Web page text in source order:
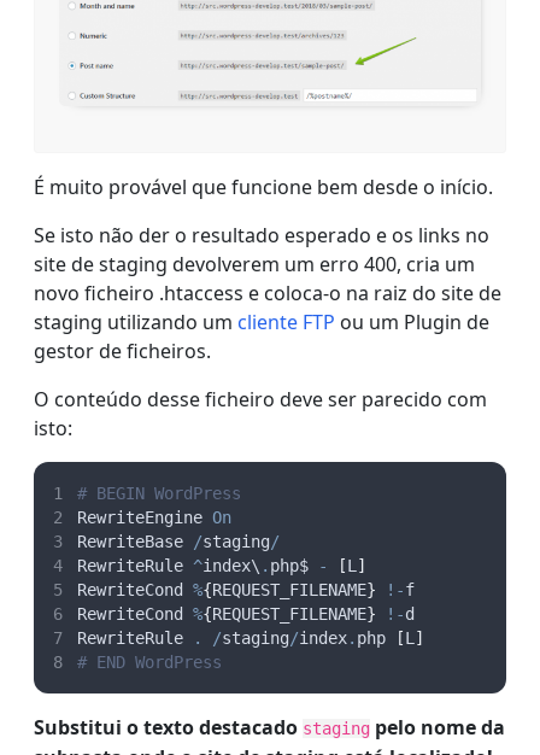
É muito provável que funcione bem desde o início.
Se isto não der o resultado esperado e os links no
site de staging devolverem um erro 400, cria um
novo ficheiro .htaccess e coloca-o na raiz do site de
staging utilizando um cliente FTP ou um Plugin de
gestor de ficheiros.
O conteúdo desse ficheiro deve ser parecido com
isto:
# BEGIN WordPress
RewriteEngine On
RewriteBase
/staging/
RewriteRule ^index\ . php$ - [L ]
RewriteCond %{REQUEST_FILENAME} !-f
RewriteCond %{REQUEST_FILENAME} !-d
RewriteRule
. /staging/index. php [L ]
# END WordPress
Substitui o texto destacado staging pelo nome da